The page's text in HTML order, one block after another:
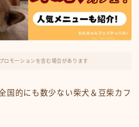
ロモーションを含む場合があります
国的にも数少ない柴犬＆豆柴カフ